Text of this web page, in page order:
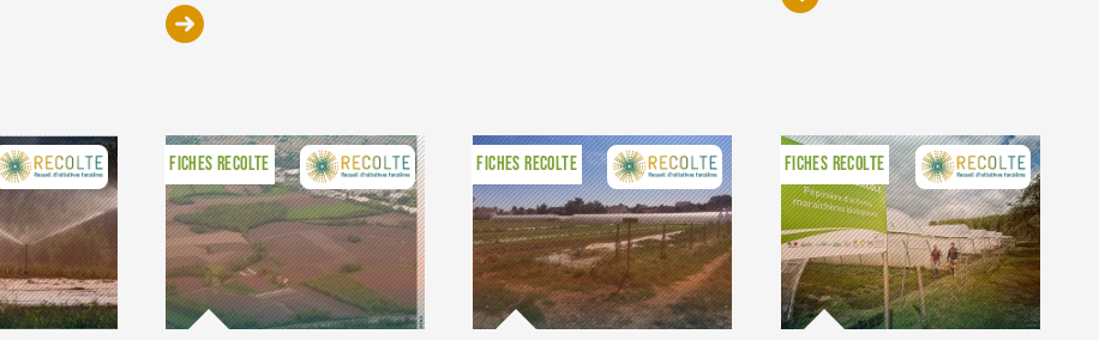
FICHES RECOLTE FICHES RECOLTE FICHES RECOLTE